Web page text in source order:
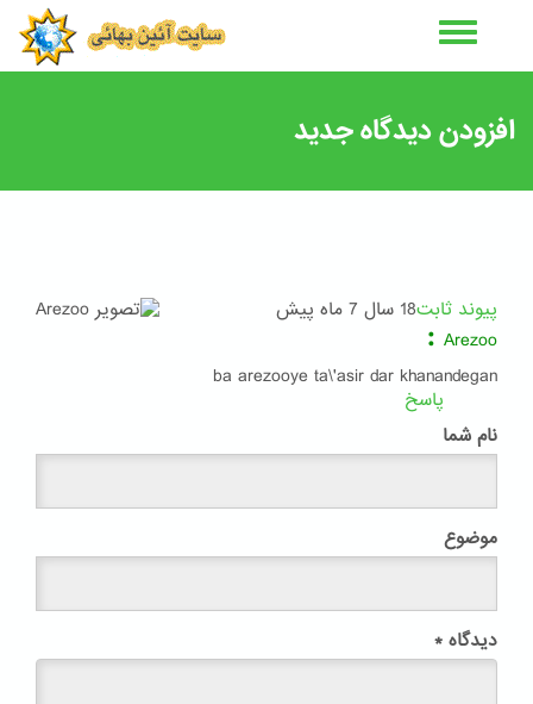
افزودن دیدگاه جدید
پیوند ثابت18 سال 7 ماه پیش
Arezoo
:
ba arezooye ta\'asir dar khanandegan
پاسخ
نام شما
موضوع
دیدگاه *